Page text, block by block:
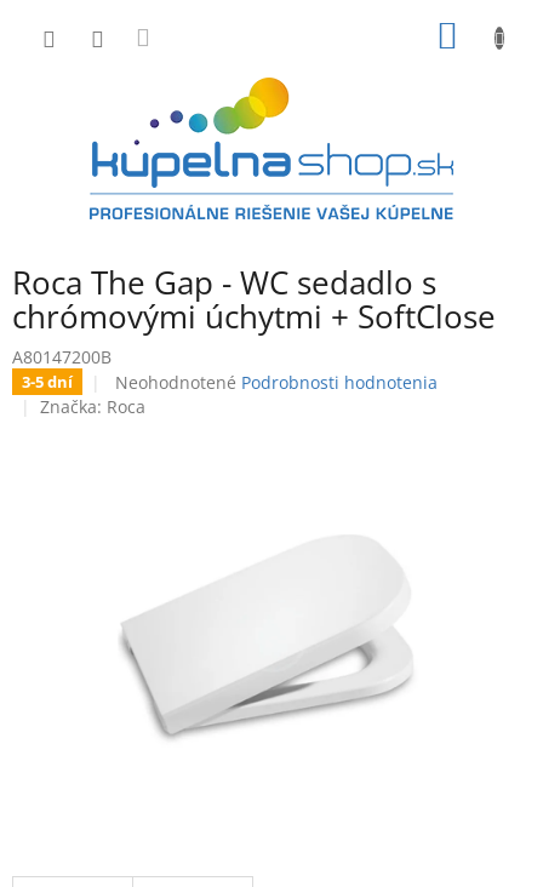
Roca The Gap - WC sedadlo s
chrómovými úchytmi + SoftClose
A80147200B
3-5 dní
Priemerné
hodnotenie
Neohodnotené Podrobnosti hodnotenia
Značka: Roca